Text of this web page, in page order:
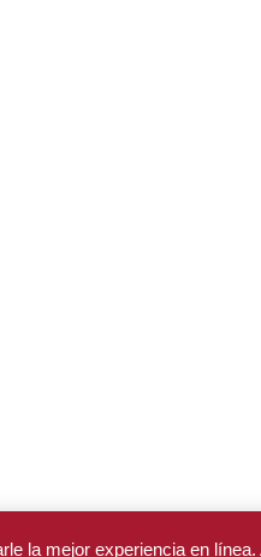
la mejor experiencia en línea.